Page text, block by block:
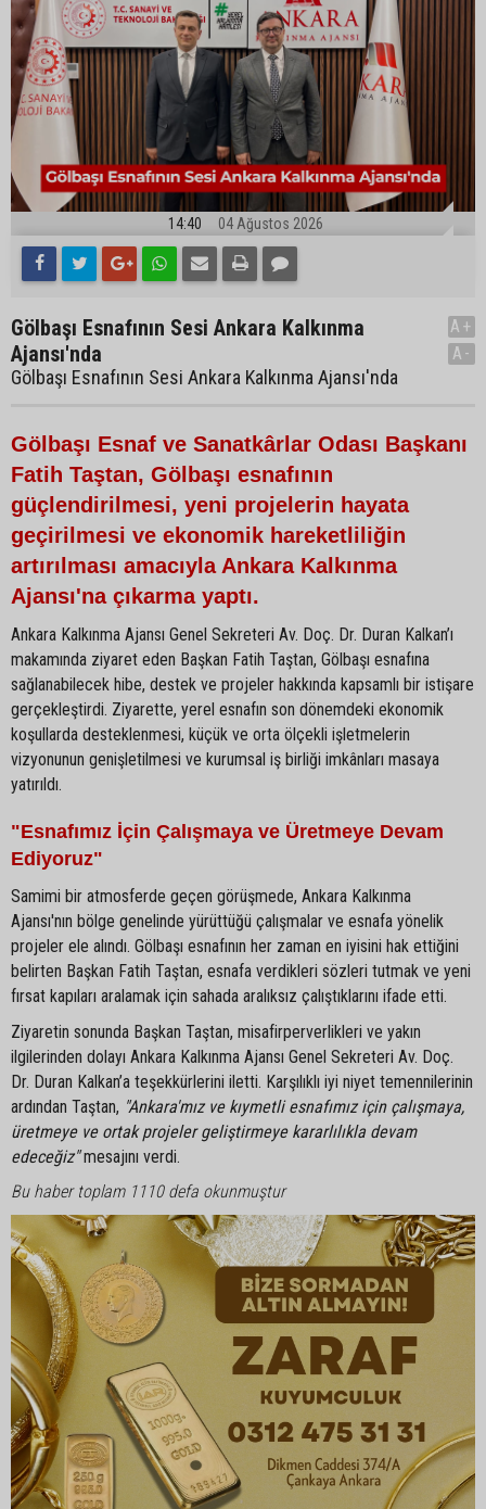
14:40 04 Ağustos 2026
Gölbaşı Esnafının Sesi Ankara Kalkınma
Ajansı'nda
Gölbaşı Esnafının Sesi Ankara Kalkınma Ajansı'nda
A+
A-
Gölbaşı Esnaf ve Sanatkârlar Odası Başkanı
Fatih Taştan, Gölbaşı esnafının
güçlendirilmesi, yeni projelerin hayata
geçirilmesi ve ekonomik hareketliliğin
artırılması amacıyla Ankara Kalkınma
Ajansı'na çıkarma yaptı.
Ankara Kalkınma Ajansı Genel Sekreteri Av. Doç. Dr. Duran Kalkan’ı
makamında ziyaret eden Başkan Fatih Taştan, Gölbaşı esnafına
sağlanabilecek hibe, destek ve projeler hakkında kapsamlı bir istişare
gerçekleştirdi. Ziyarette, yerel esnafın son dönemdeki ekonomik
koşullarda desteklenmesi, küçük ve orta ölçekli işletmelerin
vizyonunun genişletilmesi ve kurumsal iş birliği imkânları masaya
yatırıldı.
"Esnafımız İçin Çalışmaya ve Üretmeye Devam
Ediyoruz"
Samimi bir atmosferde geçen görüşmede, Ankara Kalkınma
Ajansı'nın bölge genelinde yürüttüğü çalışmalar ve esnafa yönelik
projeler ele alındı. Gölbaşı esnafının her zaman en iyisini hak ettiğini
belirten Başkan Fatih Taştan, esnafa verdikleri sözleri tutmak ve yeni
fırsat kapıları aralamak için sahada aralıksız çalıştıklarını ifade etti.
Ziyaretin sonunda Başkan Taştan, misafirperverlikleri ve yakın
ilgilerinden dolayı Ankara Kalkınma Ajansı Genel Sekreteri Av. Doç.
Dr. Duran Kalkan’a teşekkürlerini iletti. Karşılıklı iyi niyet temennilerinin
ardından Taştan, "Ankara'mız ve kıymetli esnafımız için çalışmaya,
üretmeye ve ortak projeler geliştirmeye kararlılıkla devam
edeceğiz"mesajını verdi.
Bu haber toplam 1110 defa okunmuştur